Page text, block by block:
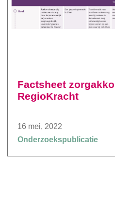
Factsheet
RegioKracht
16 mei, 2022
Onderzoekspublicatie